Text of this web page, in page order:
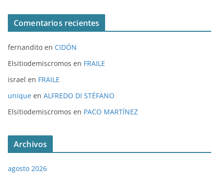
Comentarios recientes
fernandito en CIDÓN
Elsitiodemiscromos en FRAILE
israel en FRAILE
unique en ALFREDO DI STÉFANO
Elsitiodemiscromos en PACO MARTÍNEZ
Archivos
agosto 2026